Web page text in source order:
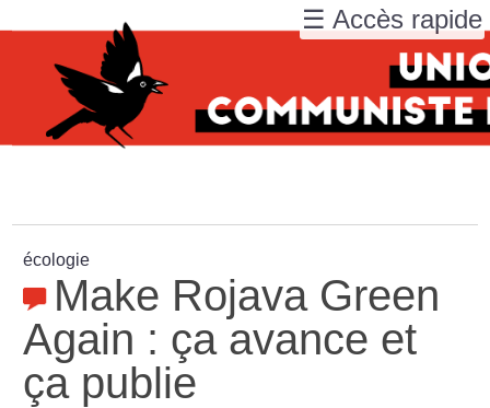
écologie
Make Rojava Green
Again : ça avance et
ça publie
☰ Accès rapide